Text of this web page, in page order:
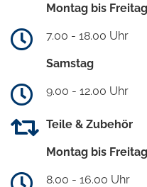
Montag bis Freitag
7.00 - 18.00 Uhr
Samstag
9.00 - 12.00 Uhr
Teile & Zubehör
Montag bis Freitag
8.00 - 16.00 Uhr